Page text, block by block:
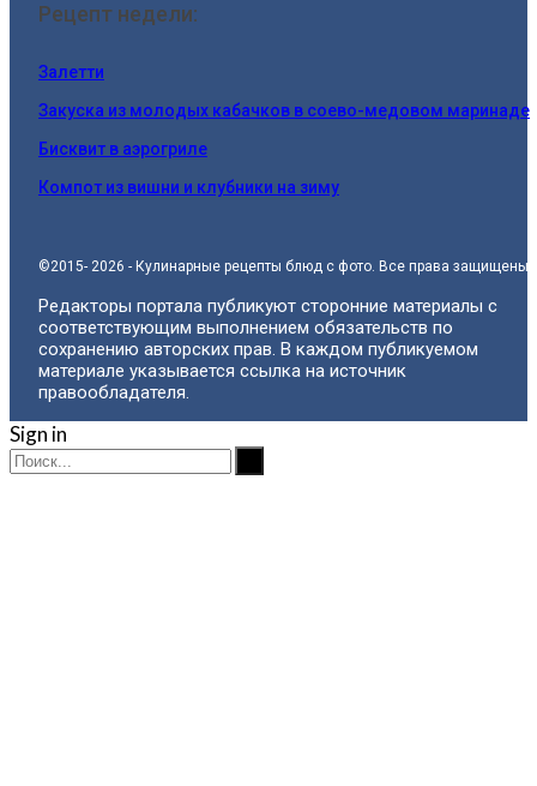
Рецепт недели:
Залетти
Закуска из молодых кабачков в соево-медовом маринаде
Бисквит в аэрогриле
Компот из вишни и клубники на зиму
©2015- 2026 - Кулинарные рецепты блюд с фото. Все права защищены.
Редакторы портала публикуют сторонние материалы с
соответствующим выполнением обязательств по
сохранению авторских прав. В каждом публикуемом
материале указывается ссылка на источник
правообладателя.
Sign in